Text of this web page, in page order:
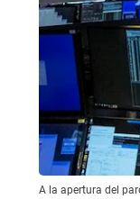
A la apertura del